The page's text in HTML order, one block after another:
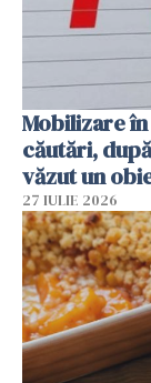
Mobilizare
căutări,
văzut un
27 IULIE 2026